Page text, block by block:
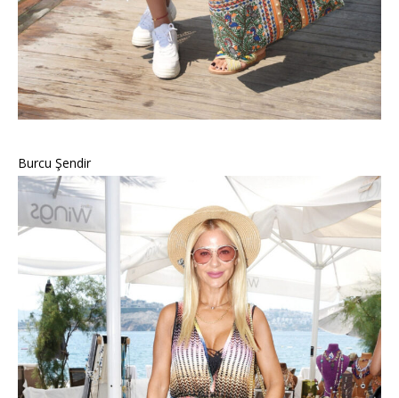
Burcu Şendir